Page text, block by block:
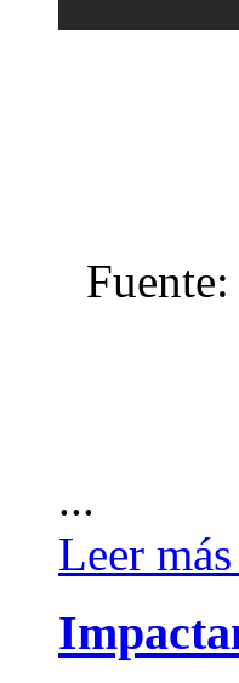
Fuente:
...
Leer más